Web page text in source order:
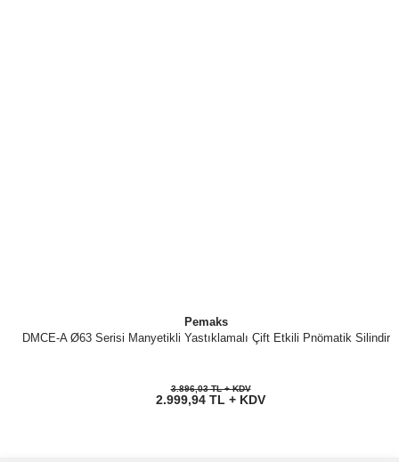
Pemaks
DMCE-A Ø63 Serisi Manyetikli Yastıklamalı Çift Etkili Pnömatik Silindir
3.896,03 TL + KDV
2.999,94 TL + KDV